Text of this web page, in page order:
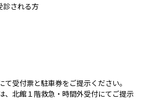
される方
受付票と駐車券をご提示ください。
、北館１階救急・時間外受付にてご提示